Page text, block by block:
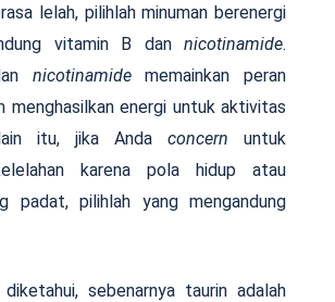
lelah, pilihlah minuman berenergi
vitamin B dan nicotinamide.
nicotinamidememainkan peran
menghasilkan energi untuk aktivitas
itu, jika Anda concern untuk
karena pola hidup atau
padat, pilihlah yang mengandung
sebenarnya taurin adalah